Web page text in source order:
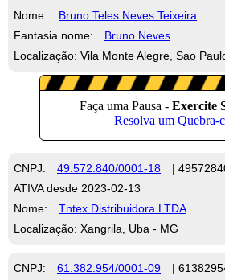
Nome:
Bruno Teles Neves Teixeira
Fantasia nome:
Bruno Neves
Localização: Vila Monte Alegre, Sao
CNPJ: 49.572.840/0001-18
|
ATIVA desde 2023-02-13
Nome:
Tntex Distribuidora LTDA
Localização: Xangrila, Uba - MG
CNPJ: 61.382.954/0001-09
|